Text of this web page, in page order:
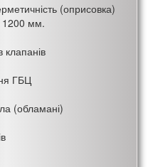
(оприсовка)
1200 мм.
клапанів
ГБЦ
(обламані)